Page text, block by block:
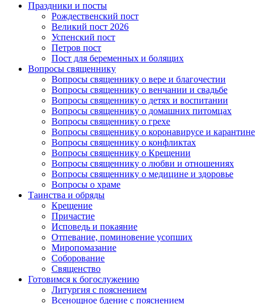
Праздники и посты
Рождественский пост
Великий пост 2026
Успенский пост
Петров пост
Пост для беременных и болящих
Вопросы священнику
Вопросы священнику о вере и благочестии
Вопросы священнику о венчании и свадьбе
Вопросы священнику о детях и воспитании
Вопросы священнику о домашних питомцах
Вопросы священнику о грехе
Вопросы священнику о коронавирусе и карантине
Вопросы священнику о конфликтах
Вопросы священнику о Крещении
Вопросы священнику о любви и отношениях
Вопросы священнику о медицине и здоровье
Вопросы о храме
Таинства и обряды
Крещение
Причастие
Исповедь и покаяние
Отпевание, поминовение усопших
Миропомазание
Соборование
Священство
Готовимся к богослужению
Литургия с пояснением
Всенощное бдение с пояснением